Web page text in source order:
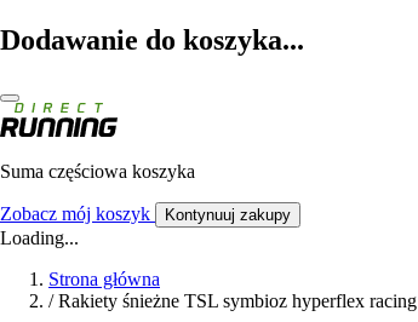
Dodawanie do koszyka...
Suma częściowa koszyka
Zobacz mój koszyk Kontynuuj zakupy
Loading...
Strona główna
/ Rakiety śnieżne TSL symbioz hyperflex racing